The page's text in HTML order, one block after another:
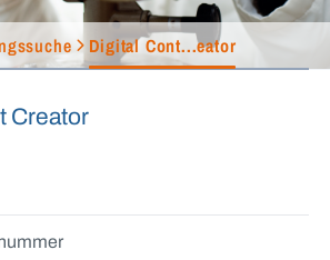
Digital Cont...eator
Creator